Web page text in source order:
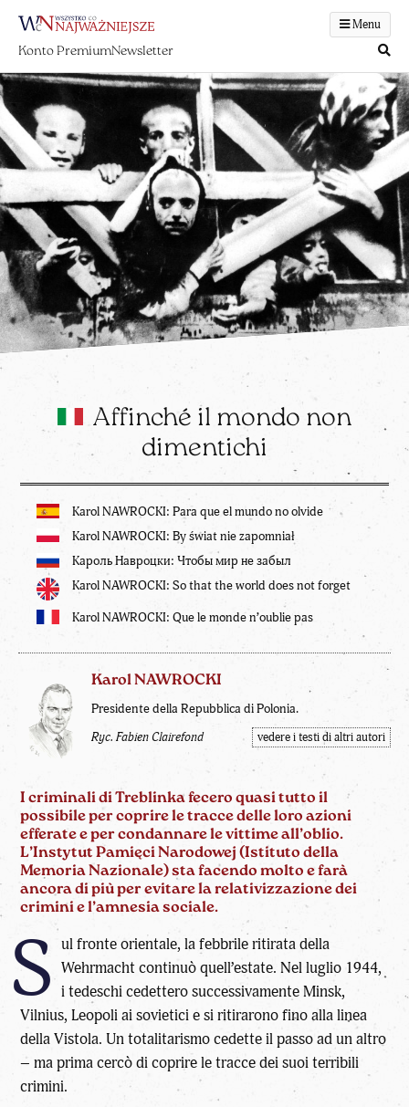
Menu
Konto PremiumNewsletter
Affinché il mondo non
dimentichi
Karol NAWROCKI: Para que el mundo no olvide
Karol NAWROCKI: By świat nie zapomniał
Кароль Навроцки: Чтобы мир не забыл
Karol NAWROCKI: So that the world does not forget
Karol NAWROCKI: Que le monde n’oublie pas
Karol NAWROCKI
Presidente della Repubblica di Polonia.
Ryc. Fabien Clairefond vedere i testi di altri autori
I criminali di Treblinka fecero quasi tutto il
possibile per coprire le tracce delle loro azioni
efferate e per condannare le vittime all’oblio.
L’Instytut Pamięci Narodowej (Istituto della
Memoria Nazionale) sta facendo molto e farà
ancora di più per evitare la relativizzazione dei
crimini e l’amnesia sociale.
S ul fronte orientale, la febbrile ritirata della
Wehrmacht continuò quell’estate. Nel luglio 1944,
i tedeschi cedettero successivamente Minsk,
Vilnius, Leopoli ai sovietici e si ritirarono fino alla linea
della Vistola. Un totalitarismo cedette il passo ad un altro
– ma prima cercò di coprire le tracce dei suoi terribili
crimini.